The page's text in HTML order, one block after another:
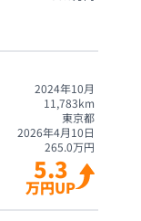
2024年10月
11,783km
東京都
2026年4月10日
265.0万円
5.3
万円UP